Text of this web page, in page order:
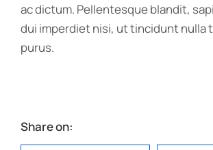
ac dictum. Pellentesque blandit,
dui imperdiet nisi, ut tincidunt nulla
purus.
Share on: